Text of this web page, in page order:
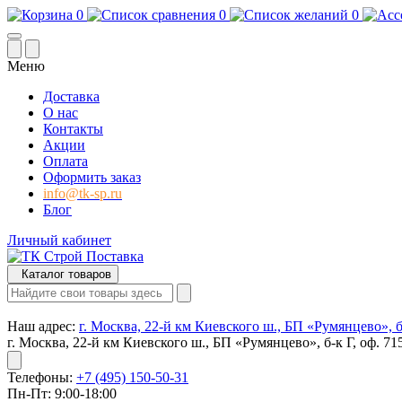
0 0 0
Меню
Доставка
О нас
Контакты
Акции
Оплата
Оформить заказ
info@tk-sp.ru
Блог
Личный кабинет
Каталог товаров
Наш адрес: г. Москва, 22-й км Киевского ш., БП «Румянцево»,
г. Москва, 22-й км Киевского ш., БП «Румянцево», б-к Г, оф.
Телефоны: +7 (495) 150-50-31
Пн-Пт: 9:00-18:00